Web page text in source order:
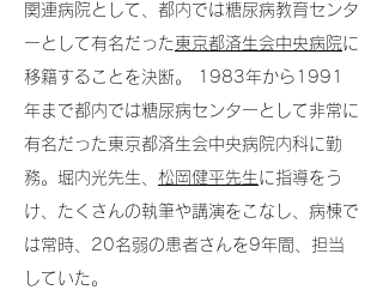
関連病院として、都内では糖尿病教育センタ
ーとして有名だった 東京都済生会中央病院に
移籍することを決断。 1983年から1991
年まで都内では糖尿病センターとして非常に
有名だった東京都済生会中央病院内科に勤
務。堀内光先生、 松岡健平先生に指導をう
け、たくさんの執筆や講演をこなし、病棟で
は常時、20名弱の患者さんを9年間、担当
していた。